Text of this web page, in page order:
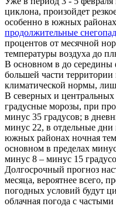
циклона, произойдет
особенно в южных
продолжительные
процентов от месячной
температуры воздуха до
В основном в до середины
большей части
климатической нормы,
В северных и центральных
градусные морозы, при
минус 35 градусов; в
минус 22, в отдельные
южных районах ночная
основном в пределах
минус 8 – минус 15
Долгосрочный прогноз
месяца, вероятнее всего,
погодных условий будут
облачная погода с